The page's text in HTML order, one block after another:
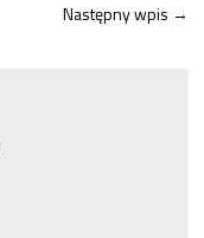
Następny wpis →